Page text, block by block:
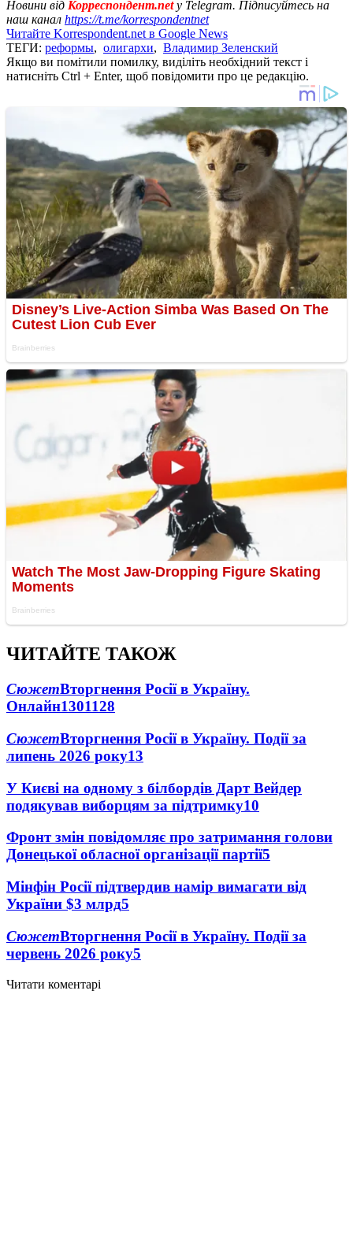
Новини від Корреспондент.netу Telegram. Підписуйтесь на
наш канал https://t.me/korrespondentnet
Читайте Korrespondent.net в Google News
ТЕГИ: реформы, олигархи, Владимир Зеленский
Якщо ви помітили помилку, виділіть необхідний текст і
натисніть Ctrl + Enter, щоб повідомити про це редакцію.
ЧИТАЙТЕ ТАКОЖ
СюжетВторгнення Росії в Україну.
Онлайн1301128
СюжетВторгнення Росії в Україну. Події за
липень 2026 року13
У Києві на одному з білбордів Дарт Вейдер
подякував виборцям за підтримку10
Фронт змін повідомляє про затримання голови
Донецької обласної організації партії5
Мінфін Росії підтвердив намір вимагати від
України $3 млрд5
СюжетВторгнення Росії в Україну. Події за
червень 2026 року5
Читати коментарі